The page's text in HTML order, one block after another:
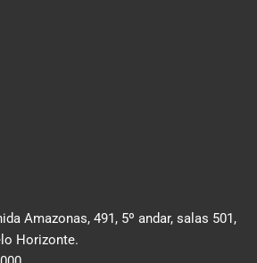
Amazonas, 491, 5º andar, salas 501,
Horizonte.